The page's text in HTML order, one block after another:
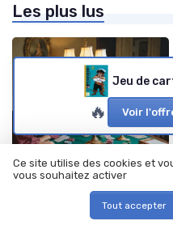
Les plus lus
• 31/10/2025
Jeu de
🔥 Voir
Ce site utilise des cookies et
vous souhaitez activer
Tout accepter